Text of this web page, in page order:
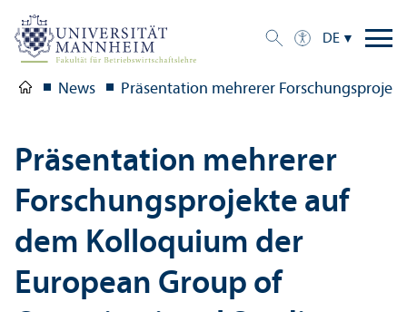
DE
News Präsentation mehrerer
Präsentation mehrerer
Forschungs­projekte auf
dem Kolloquium der
European Group of